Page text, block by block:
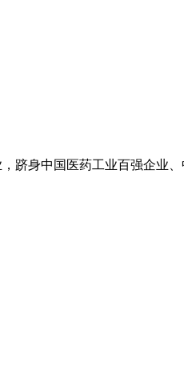
跻身中国医药工业百强企业